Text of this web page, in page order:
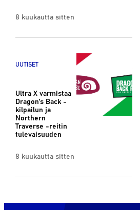
8 kuukautta sitten
UUTISET
Ultra X varmistaa
Dragon’s Back -
kilpailun ja
Northern
Traverse -reitin
tulevaisuuden
8 kuukautta sitten